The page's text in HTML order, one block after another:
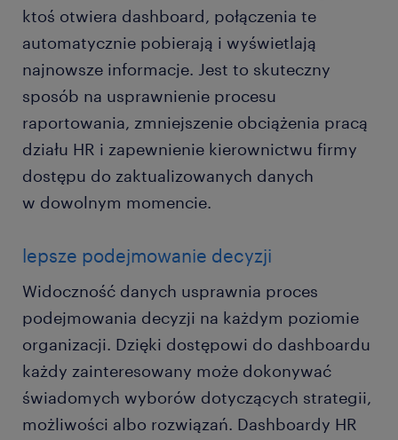
ktoś otwiera dashboard, połączenia te
automatycznie pobierają i wyświetlają
najnowsze informacje. Jest to skuteczny
sposób na usprawnienie procesu
raportowania, zmniejszenie obciążenia pracą
działu HR i zapewnienie kierownictwu firmy
dostępu do zaktualizowanych danych
w dowolnym momencie.
lepsze podejmowanie decyzji
Widoczność danych usprawnia proces
podejmowania decyzji na każdym poziomie
organizacji. Dzięki dostępowi do dashboardu
każdy zainteresowany może dokonywać
świadomych wyborów dotyczących strategii,
możliwości albo rozwiązań. Dashboardy HR